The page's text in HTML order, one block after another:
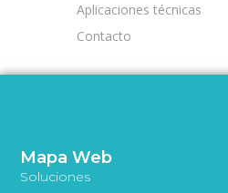
Aplicaciones técnicas
Contacto
Mapa Web
Soluciones